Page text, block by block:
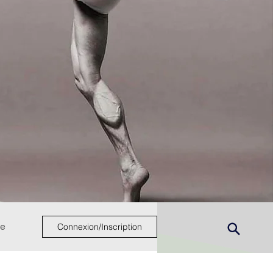
Connexion/Inscription